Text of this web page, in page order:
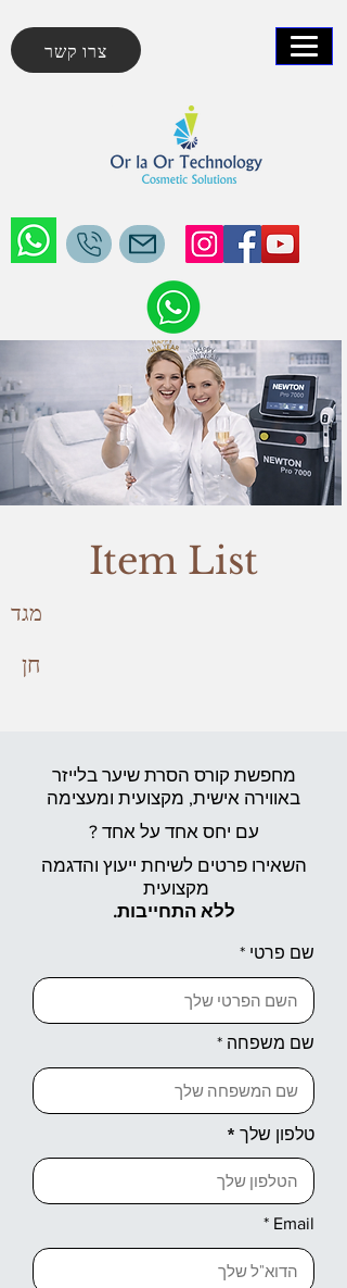
צרו קשר
Item List
מגד
חן
מחפשת קורס הסרת שיער בלייזר
באווירה אישית, מקצועית ומעצימה
עם יחס אחד על אחד ?
השאירו פרטים לשיחת ייעוץ והדגמה
מקצועית
ללא התחייבות.
שם פרטי
שם משפחה
טלפון שלך
Email